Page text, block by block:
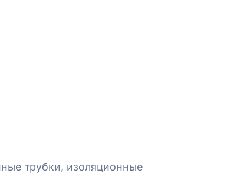
трубки, изоляционные